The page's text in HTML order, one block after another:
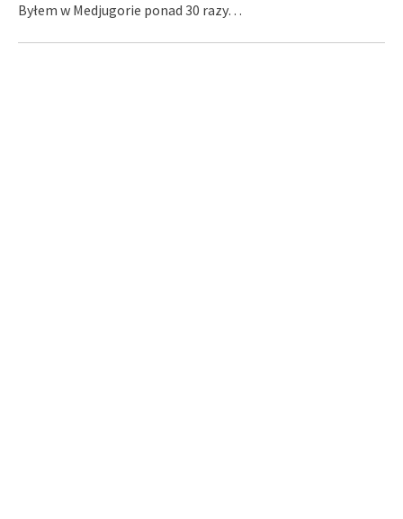
Byłem w Medjugorie ponad 30 razy…